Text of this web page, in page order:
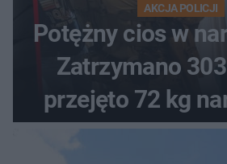
AKCJA POLICJI
Potężny cios w
Zatrzymano 303 osoby i
przejęto 72 kg